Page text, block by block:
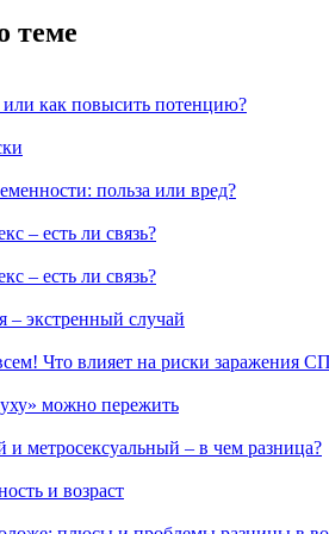
теме
как повысить потенцию?
польза или вред?
– есть ли связь?
– есть ли связь?
– экстренный случай
Что влияет на риски заражения
можно пережить
и метросексуальный – в чем разница?
и возраст